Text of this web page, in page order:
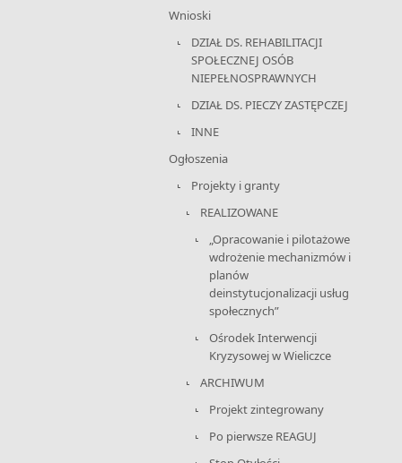
Wnioski
DZIAŁ DS. REHABILITACJI
SPOŁECZNEJ OSÓB
NIEPEŁNOSPRAWNYCH
DZIAŁ DS. PIECZY ZASTĘPCZEJ
INNE
Ogłoszenia
Projekty i granty
REALIZOWANE
„Opracowanie i pilotażowe
wdrożenie mechanizmów i
planów
deinstytucjonalizacji usług
społecznych”
Ośrodek Interwencji
Kryzysowej w Wieliczce
ARCHIWUM
Projekt zintegrowany
Po pierwsze REAGUJ